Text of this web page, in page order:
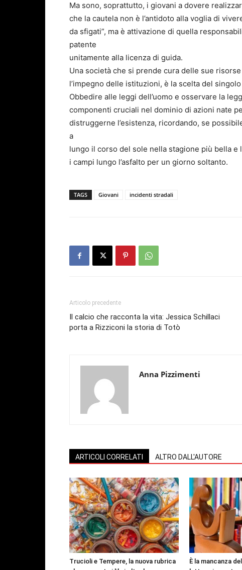
Ma sono, soprattutto, i giovani a dovere
che la cautela non è l’antidoto alla voglia di
da sfigati”, ma è attivazione di quella
patente
unitamente alla licenza di guida.
Una società che si prende cura delle sue
l’impegno delle istituzioni, è la scelta del
Obbedire alle leggi dell’uomo e osservare la
componenti cruciali nel dominio di azioni nate
distruggerne l’esistenza, ricordando, se
a
lungo il corso del sole nella stagione più bella e
i campi lungo l’asfalto per un giorno soltanto.
TAGS Giovani incidenti stradali
Articolo precedente
Il calcio che racconta la vita: Jessica Schillaci
porta a Rizziconi la storia di Totò
Anna Pizzimenti
ARTICOLI CORRELATI ALTRO DALL'AUTORE
Trucioli e Tempere, la nuova rubrica
È la mancanza